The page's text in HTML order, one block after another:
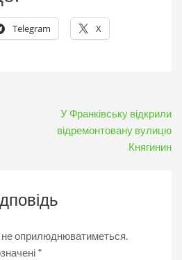
Telegram X
У Франківську відкрили
відремонтовану вулицю
Княгинин
оприлюднюватиметься.
*